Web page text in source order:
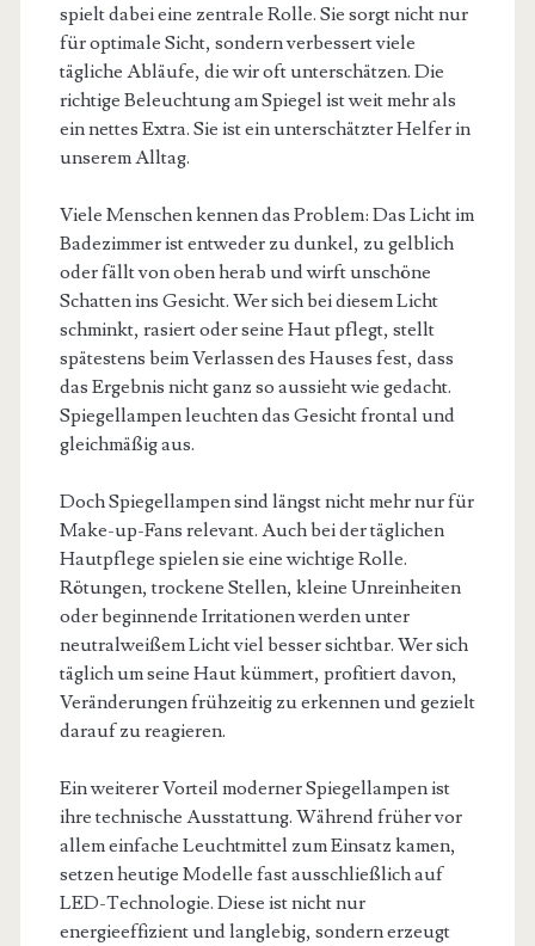
spielt dabei eine zentrale Rolle. Sie sorgt nicht nur
für optimale Sicht, sondern verbessert viele
tägliche Abläufe, die wir oft unterschätzen. Die
richtige Beleuchtung am Spiegel ist weit mehr als
ein nettes Extra. Sie ist ein unterschätzter Helfer in
unserem Alltag.
Viele Menschen kennen das Problem: Das Licht im
Badezimmer ist entweder zu dunkel, zu gelblich
oder fällt von oben herab und wirft unschöne
Schatten ins Gesicht. Wer sich bei diesem Licht
schminkt, rasiert oder seine Haut pflegt, stellt
spätestens beim Verlassen des Hauses fest, dass
das Ergebnis nicht ganz so aussieht wie gedacht.
Spiegellampen leuchten das Gesicht frontal und
gleichmäßig aus.
Doch Spiegellampen sind längst nicht mehr nur für
Make-up-Fans relevant. Auch bei der täglichen
Hautpflege spielen sie eine wichtige Rolle.
Rötungen, trockene Stellen, kleine Unreinheiten
oder beginnende Irritationen werden unter
neutralweißem Licht viel besser sichtbar. Wer sich
täglich um seine Haut kümmert, profitiert davon,
Veränderungen frühzeitig zu erkennen und gezielt
darauf zu reagieren.
Ein weiterer Vorteil moderner Spiegellampen ist
ihre technische Ausstattung. Während früher vor
allem einfache Leuchtmittel zum Einsatz kamen,
setzen heutige Modelle fast ausschließlich auf
LED-Technologie. Diese ist nicht nur
energieeffizient und langlebig, sondern erzeugt